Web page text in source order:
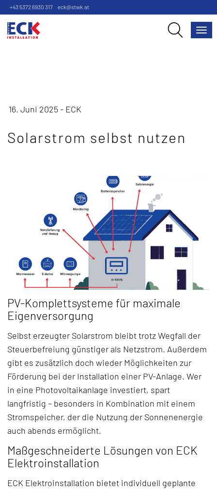
+43 5372 6930 317 eck@stwk.at
16. Juni 2025 - ECK
Solarstrom selbst nutzen
PV-Komplettsysteme für maximale
Eigenversorgung
Selbst erzeugter Solarstrom bleibt trotz Wegfall der
Steuerbefreiung günstiger als Netzstrom. Außerdem
gibt es zusätzlich doch wieder Möglichkeiten zur
Förderung bei der Installation einer PV-Anlage. Wer
in eine Photovoltaikanlage investiert, spart
langfristig – besonders in Kombination mit einem
Stromspeicher, der die Nutzung der Sonnenenergie
auch abends ermöglicht.
Maßgeschneiderte Lösungen von ECK
Elektroinstallation
ECK Elektroinstallation bietet individuell geplante